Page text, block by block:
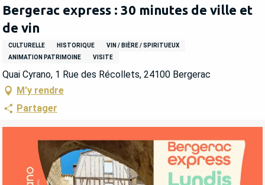
Bergerac express : 30 minutes de ville et
de vin
CULTURELLE HISTORIQUE
VIN / BIÈRE / SPIRITUEUX
ANIMATION PATRIMOINE
VISITE
Quai Cyrano, 1 Rue des Récollets, 24100 Bergerac
M'y rendre
Partager